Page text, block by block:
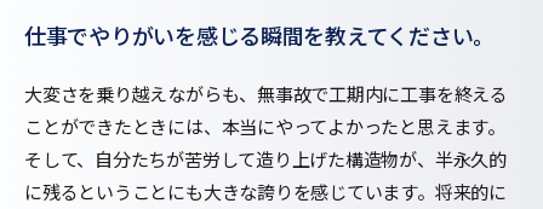
仕事でやりがいを感じる瞬間を教えてください。
大変さを乗り越えながらも、無事故で工期内に工事を終える
ことができたときには、本当にやってよかったと思えます。
そして、自分たちが苦労して造り上げた構造物が、半永久的
に残るということにも大きな誇りを感じています。将来的に